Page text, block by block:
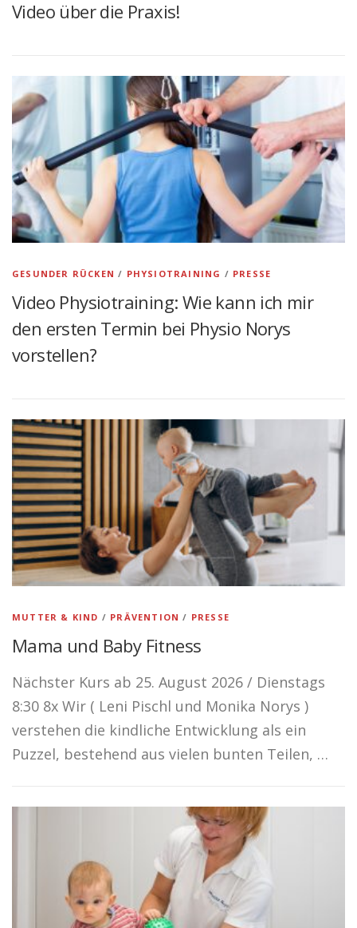
Video über die Praxis!
GESUNDER RÜCKEN / PHYSIOTRAINING / PRESSE
Video Physiotraining: Wie kann ich mir
den ersten Termin bei Physio Norys
vorstellen?
MUTTER & KIND / PRÄVENTION / PRESSE
Mama und Baby Fitness
Nächster Kurs ab 25. August 2026 / Dienstags
8:30 8x Wir ( Leni Pischl und Monika Norys )
verstehen die kindliche Entwicklung als ein
Puzzel, bestehend aus vielen bunten Teilen, …